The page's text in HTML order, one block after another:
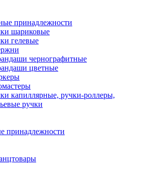
принадлежности
шариковые
гелевые
чернографитные
цветные
капиллярные, ручки-роллеры,
ручки
принадлежности